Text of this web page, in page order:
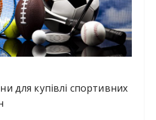
для купівлі спортивних